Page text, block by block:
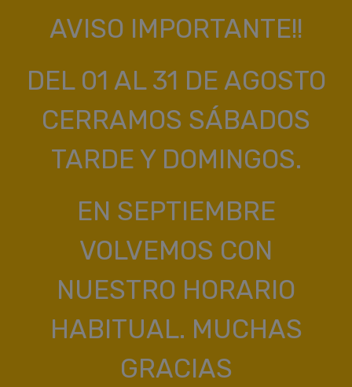
AVISO IMPORTANTE!!
DEL 01 AL 31 DE AGOSTO
CERRAMOS SÁBADOS
TARDE Y DOMINGOS.
EN SEPTIEMBRE
VOLVEMOS CON
NUESTRO HORARIO
HABITUAL. MUCHAS
GRACIAS